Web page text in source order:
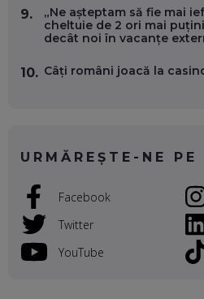
EP. 53
GLOBALĂ, FĂRĂ SĂ PIERZI
TA LOCALĂ - ȘI CE SĂ DAI
DERULO, STEVEN
RADU MOȚOC, TECHSOUP:
PARTICIPANȚII LA
ȚIPĂ, CU FEȚELE
ȘI SĂ DECIDEM
9.
„Ne așteptam să fie mai
cheltuie de 2 ori mai
decât noi în vacanțe
10. Câți români joacă la
URMĂREȘTE-NE PE
Facebook
Twitter
YouTube